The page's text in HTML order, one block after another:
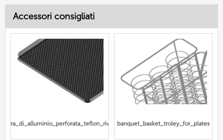
Accessori consigliati
banquet_basket_troley_for_plates